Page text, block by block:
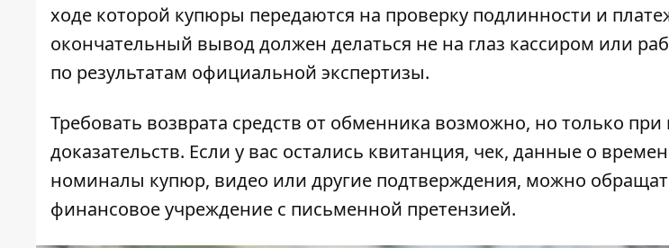
ходе которой купюры передаются на проверку подлинности и
окончательный вывод должен делаться не на глаз кассиром или
по результатам официальной экспертизы.
Требовать возврата средств от обменника возможно, но только
доказательств. Если у вас остались квитанция, чек, данные о
номиналы купюр, видео или другие подтверждения, можно
финансовое учреждение с письменной претензией.